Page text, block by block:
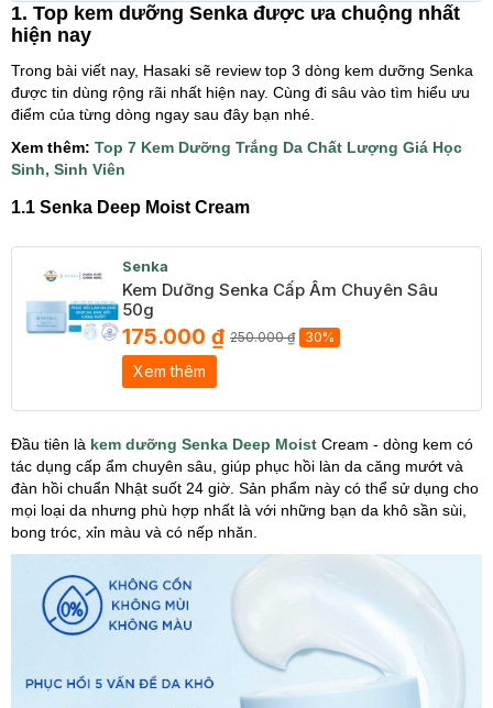
1. Top kem dưỡng Senka được ưa chuộng nhất
hiện nay
Trong bài viết nay, Hasaki sẽ review top 3 dòng kem dưỡng Senka
được tin dùng rộng rãi nhất hiện nay. Cùng đi sâu vào tìm hiểu ưu
điểm của từng dòng ngay sau đây bạn nhé.
Xem thêm: Top 7 Kem Dưỡng Trắng Da Chất Lượng Giá Học
Sinh, Sinh Viên
1.1 Senka Deep Moist Cream
Senka
Kem Dưỡng Senka Cấp Ẩm Chuyên Sâu
50g
175.000 ₫ 250.000 ₫ 30%
Xem thêm
Đầu tiên là kem dưỡng Senka Deep Moist Cream - dòng kem có
tác dụng cấp ẩm chuyên sâu, giúp phục hồi làn da căng mướt và
đàn hồi chuẩn Nhật suốt 24 giờ. Sản phẩm này có thể sử dụng cho
mọi loại da nhưng phù hợp nhất là với những bạn da khô sần sùi,
bong tróc, xỉn màu và có nếp nhăn.